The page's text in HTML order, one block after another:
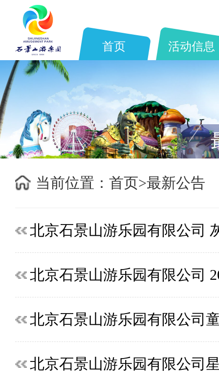
首页 活动信息
当前位置： 首页>最新公告
北京石景山游乐园有限公司
北京石景山游乐园有限公司
北京石景山游乐园有限公司
北京石景山游乐园有限公司